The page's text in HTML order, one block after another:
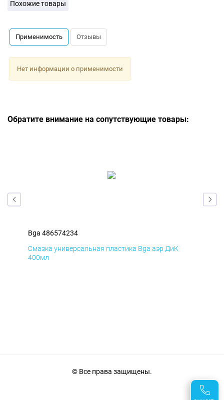
Похожие товары
Применимость Отзывы
Нет информации о применимости
Обратите внимание на сопутствующие товары:
Bga 486574234
Смазка универсальная пластика Bga аэр ДиК
400мл
© Все права защищены.